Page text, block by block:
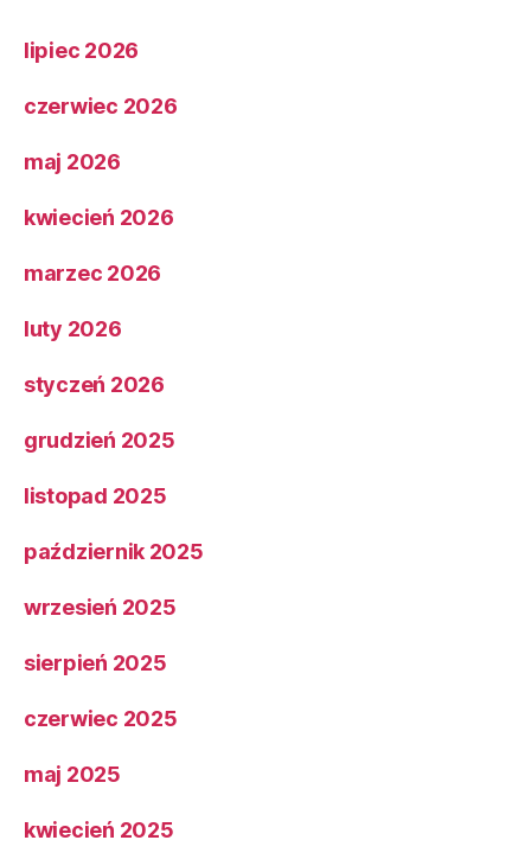
lipiec 2026
czerwiec 2026
maj 2026
kwiecień 2026
marzec 2026
luty 2026
styczeń 2026
grudzień 2025
listopad 2025
październik 2025
wrzesień 2025
sierpień 2025
czerwiec 2025
maj 2025
kwiecień 2025